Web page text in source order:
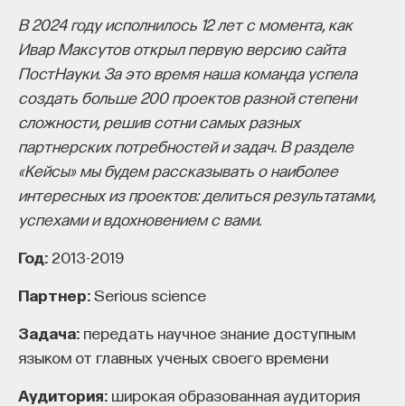
В 2024 году исполнилось 12 лет с момента, как
Ивар Максутов открыл первую версию сайта
ПостНауки. За это время наша команда успела
создать больше 200 проектов разной степени
сложности, решив сотни самых разных
партнерских потребностей и задач. В разделе
«Кейсы» мы будем рассказывать о наиболее
интересных из проектов: делиться результатами,
успехами и вдохновением с вами.
Год: 2013-2019
Партнер:Serious science
Задача: передать научное знание доступным
языком от главных ученых своего времени
Аудитория: широкая образованная аудитория
представления об окружающей
действительности и познавать самого себя?
Ответы на эти и другие вопросы можно найти,
записавшись
на курс «Философский поиск:
Слушатели курса убедятся в том, что
философский поиск — это не только каскад
занимательных головоломок, но и набор
современного человека.
Пройдя этот курс, вы:
— Овладеете ключевыми для независимого
мышления навыками: научитесь критически
воспринимать информацию и логично